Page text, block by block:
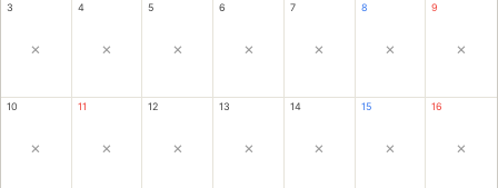
3
×
4
×
5
×
6
×
7
×
8
×
9
×
10
×
11
×
12
×
13
×
14
×
15
×
16
×